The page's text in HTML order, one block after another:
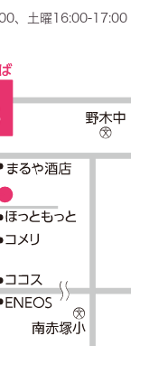
、土曜16:00-17:00